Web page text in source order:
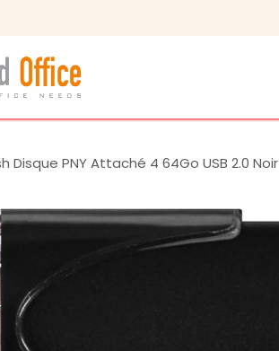
Disque PNY Attaché 4 64Go USB 2.0 Noir